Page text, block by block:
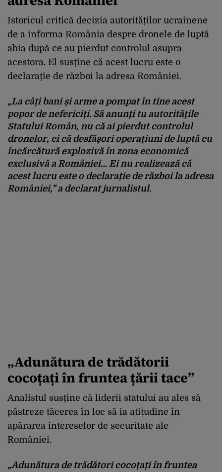
Istoricul critică decizia autorităților ucrainene
de a informa România despre dronele de luptă
abia după ce au pierdut controlul asupra
acestora. El susține că acest lucru este o
declarație de război la adresa României.
„La câți bani și arme a pompat în tine acest
popor de nefericiți. Să anunți tu autoritățile
Statului Român, nu că ai pierdut controlul
dronelor, ci că desfășori operațiuni de luptă cu
încărcătură explozivă în zona economică
exclusivă a României… Ei nu realizează că
acest lucru este o declarație de război la adresa
României,” a declarat jurnalistul.
„Adunătura de trădătorii
cocoțați în fruntea țării tace”
Analistul susține că liderii statului au ales să
păstreze tăcerea în loc să ia atitudine în
apărarea intereselor de securitate ale
României.
„Adunătura de trădători cocoțați în fruntea